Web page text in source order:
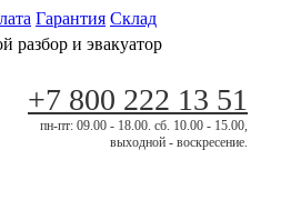
Гарантия Склад
разбор и эвакуатор
+7 800 222 13 51
пн-пт: 09.00 - 18.00. сб. 10.00 - 15.00,
выходной - воскресение.